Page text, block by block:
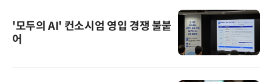
'모두의 AI' 컨소시엄 영입 경쟁 불붙
어